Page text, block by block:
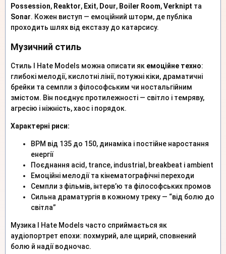
Possession, Reaktor, Exit, Dour, Boiler Room,Verknipt та
Sonar. Кожен виступ — емоційний шторм, де публіка
проходить шлях від екстазу до катарсису.
Музичний стиль
Стиль I Hate Models можна описати як емоційне техно:
глибокі мелодії, кислотні лінії, потужні кіки, драматичні
брейки та семпли з філософським чи ностальгійним
змістом. Він поєднує протилежності — світло і темряву,
агресію і ніжність, хаос і порядок.
Характерні риси:
BPM від 135 до 150, динаміка і постійне наростання
енергії
Поєднання acid, trance, industrial, breakbeat і ambient
Емоційні мелодії та кінематографічні переходи
Семпли з фільмів, інтерв’ю та філософських промов
Сильна драматургія в кожному треку — “від болю до
світла”
Музика I Hate Models часто сприймається як
аудіопортрет епохи: похмурий, але щирий, сповнений
болю й надії водночас.